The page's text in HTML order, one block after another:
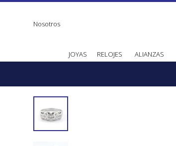
JOYAS RELOJES ALIANZAS
Nosotros